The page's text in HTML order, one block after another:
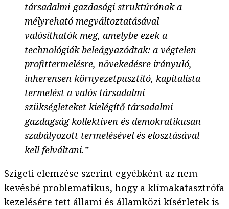
társadalmi-gazdasági struktúrának a
mélyreható megváltoztatásával
valósíthatók meg, amelybe ezek a
technológiák beleágyazódtak: a végtelen
profittermelésre, növekedésre irányuló,
inherensen környezetpusztító, kapitalista
termelést a valós társadalmi
szükségleteket kielégítő társadalmi
gazdagság kollektíven és demokratikusan
szabályozott termelésével és elosztásával
kell felváltani.”
Szigeti elemzése szerint egyébként az nem
kevésbé problematikus, hogy a klímakatasztrófa
kezelésére tett állami és államközi kísérletek is